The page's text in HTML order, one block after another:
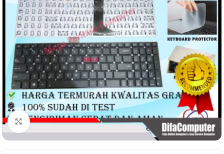
Klik untuk memperbesar